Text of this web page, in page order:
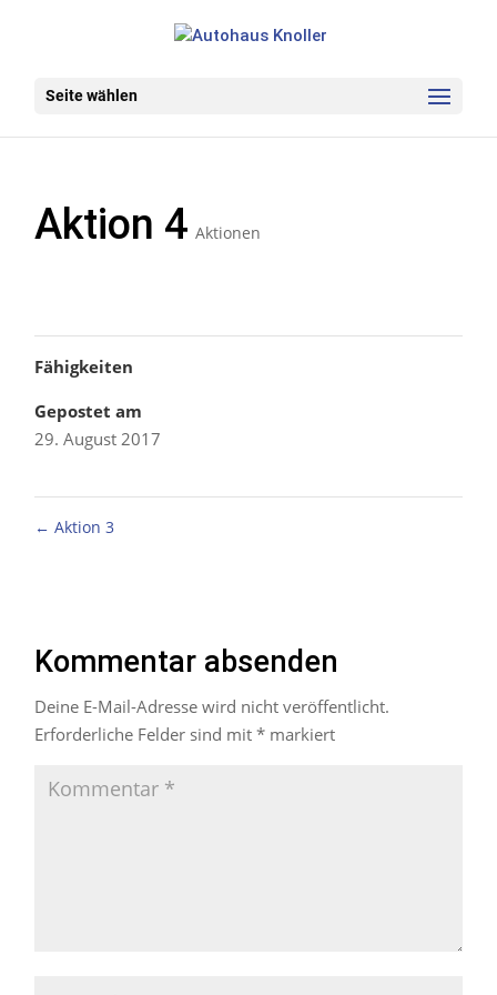
Seite wählen
Aktion 4 Aktionen
Fähigkeiten
Gepostet am
29. August 2017
← Aktion 3
Kommentar absenden
Deine E-Mail-Adresse wird nicht veröffentlicht.
Erforderliche Felder sind mit* markiert